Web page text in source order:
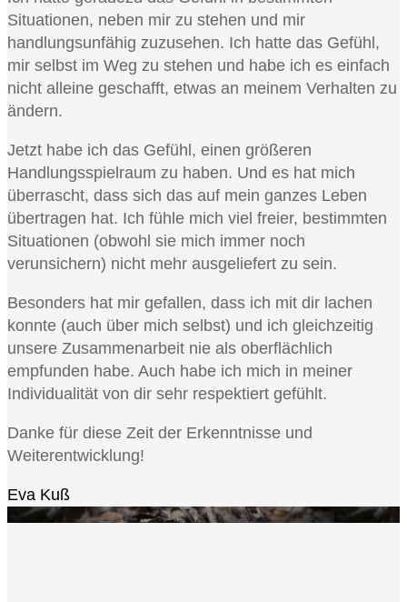
Situationen, neben mir zu stehen und mir
handlungsunfähig zuzusehen. Ich hatte das Gefühl,
mir selbst im Weg zu stehen und habe ich es einfach
nicht alleine geschafft, etwas an meinem Verhalten zu
ändern.
Jetzt habe ich das Gefühl, einen größeren
Handlungsspielraum zu haben. Und es hat mich
überrascht, dass sich das auf mein ganzes Leben
übertragen hat. Ich fühle mich viel freier, bestimmten
Situationen (obwohl sie mich immer noch
verunsichern) nicht mehr ausgeliefert zu sein.
Besonders hat mir gefallen, dass ich mit dir lachen
konnte (auch über mich selbst) und ich gleichzeitig
unsere Zusammenarbeit nie als oberflächlich
empfunden habe. Auch habe ich mich in meiner
Individualität von dir sehr respektiert gefühlt.
Danke für diese Zeit der Erkenntnisse und
Weiterentwicklung!
Eva Kuß